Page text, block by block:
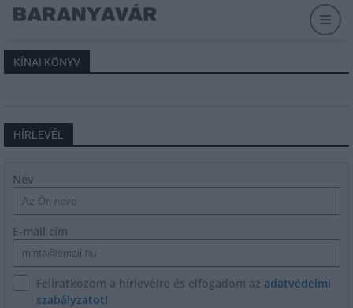
KÍNAI KÖNYV
HÍRLEVÉL
Név
E-mail cím
Feliratkozom a hírlevélre és elfogadom az adatvédelmi
szabályzatot!